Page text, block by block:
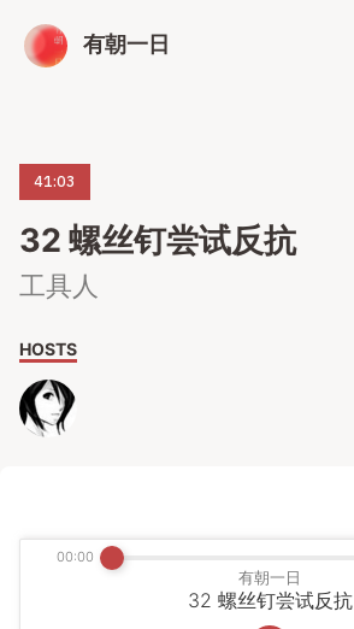
有朝一日
41:03
32 螺丝钉尝试反抗
工具人
HOSTS
有朝一日
32 螺丝钉尝试反抗
00:00